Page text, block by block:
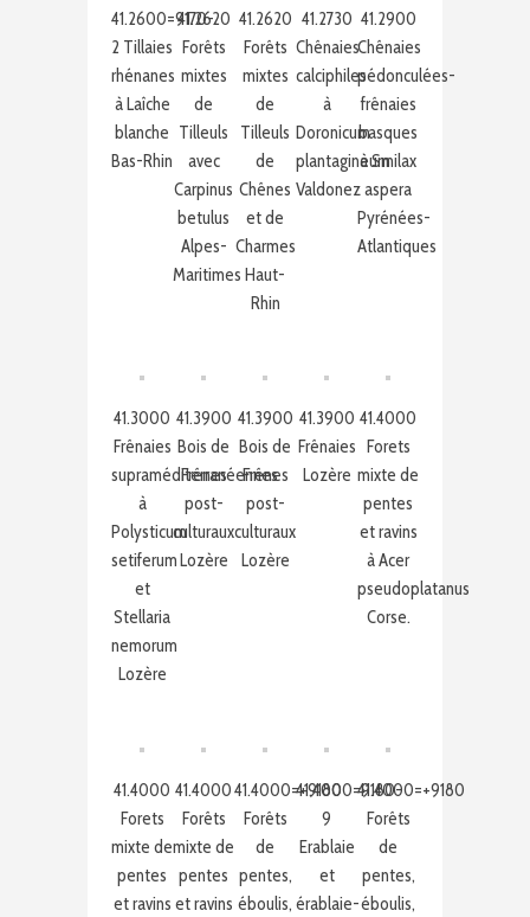
41.2600=9170-
2 Tillaies
rhénanes
à Laîche
blanche
Bas-Rhin
41.2620
Forêts
mixtes
de
Tilleuls
avec
Carpinus
betulus
Alpes-
Maritimes
41.2620
Forêts
mixtes
de
Tilleuls
de
Chênes
et de
Charmes
Haut-
Rhin
41.2730
Chênaies
calciphiles
à
Doronicum
plantagineum
Valdonez
41.2900
Chênaies
pédonculées-
frênaies
basques
à Smilax
aspera
Pyrénées-
Atlantiques
41.3000
Frênaies
supraméditerranéennes
à
Polysticum
setiferum
et
Stellaria
nemorum
Lozère
41.3900
Bois de
Frênes
post-
culturaux
Lozère
41.3900
Bois de
Frênes
post-
culturaux
Lozère
41.3900
Frênaies
Lozère
41.4000
Forets
mixte de
pentes
et ravins
à Acer
pseudoplatanus
Corse.
41.4000
Forets
mixte de
pentes
et ravins
41.4000
Forêts
mixte de
pentes
et ravins
41.4000=+9180
Forêts
de
pentes,
éboulis,
41.4000=9180-
9
Erablaie
et
érablaie-
41.4000=+9180
Forêts
de
pentes,
éboulis,